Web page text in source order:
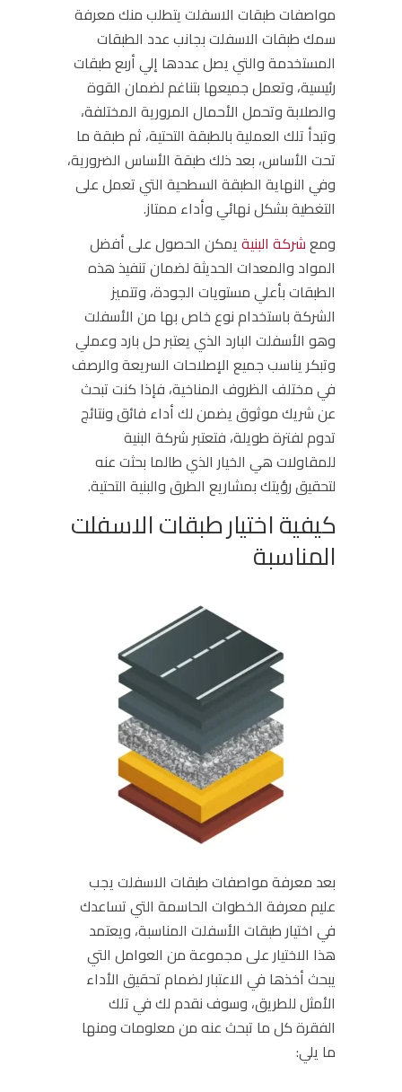
مواصفاتطبقات الاسفلتيتطلب منك معرفة
سمك طبقات الاسفلتبجانب عدد الطبقات
المستخدمة والتي يصل عددها إلي أربع طبقات
رئيسية، وتعمل جميعها بتناغم لضمان القوة
والصلابة وتحمل الأحمال المرورية المختلفة،
وتبدأ تلك العملية بالطبقة التحتية، ثم طبقة ما
تحت الأساس، بعد ذلك طبقة الأساس الضرورية،
وفي النهاية الطبقة السطحية التي تعمل على
التغطية بشكل نهائي وأداء ممتاز.
ومعشركة البنيةيمكن الحصول على أفضل
المواد والمعدات الحديثة لضمان تنفيذ هذه
الطبقات بأعلي مستويات الجودة، وتتميز
الشركة باستخدام نوع خاص بها من الأسفلت
وهو الأسفلت البارد الذي يعتبر حل بارد وعملي
وتبكر يناسب جميع الإصلاحات السريعة والرصف
في مختلف الظروف المناخية، فإذا كنت تبحث
عن شريك موثوق يضمن لك أداء فائق ونتائج
تدوم لفترة طويلة، فتعتبر شركة البنية
للمقاولات هي الخيار الذي طالما بحثت عنه
لتحقيق رؤيتك بمشاريع الطرق والبنية التحتية.
كيفية اختيار طبقات الاسفلت
المناسبة
بعد معرفة مواصفات طبقات الاسفلت يجب
عليم معرفة الخطوات الحاسمة التي تساعدك
في اختيار طبقات الأسفلت المناسبة، ويعتمد
هذا الاختيار على مجموعة من العوامل التي
يبحث أخذها في الاعتبار لضمام تحقيق الأداء
الأمثل للطريق، وسوف نقدم لك في تلك
الفقرة كل ما تبحث عنه من معلومات ومنها
ما يلي: